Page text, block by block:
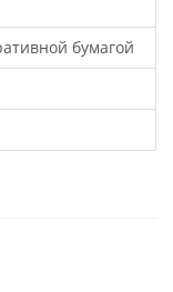
бумагой